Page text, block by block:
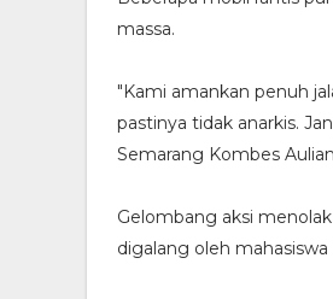
massa.
"Kami amankan penuh
pastinya tidak anarkis.
Semarang Kombes
Gelombang aksi
digalang oleh